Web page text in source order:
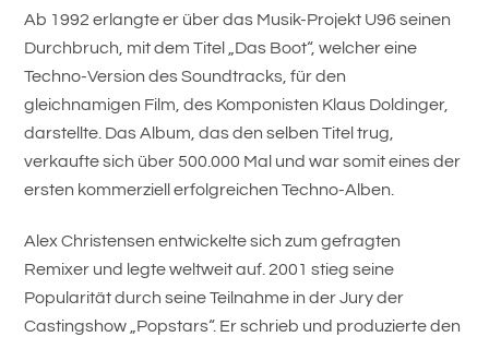
Ab 1992 erlangte er über das Musik-Projekt U96 seinen
Durchbruch, mit dem Titel „Das Boot“, welcher eine
Techno-Version des Soundtracks, für den
gleichnamigen Film, des Komponisten Klaus Doldinger,
darstellte. Das Album, das den selben Titel trug,
verkaufte sich über 500.000 Mal und war somit eines der
ersten kommerziell erfolgreichen Techno-Alben.
Alex Christensen entwickelte sich zum gefragten
Remixer und legte weltweit auf. 2001 stieg seine
Popularität durch seine Teilnahme in der Jury der
Castingshow „Popstars“. Er schrieb und produzierte den